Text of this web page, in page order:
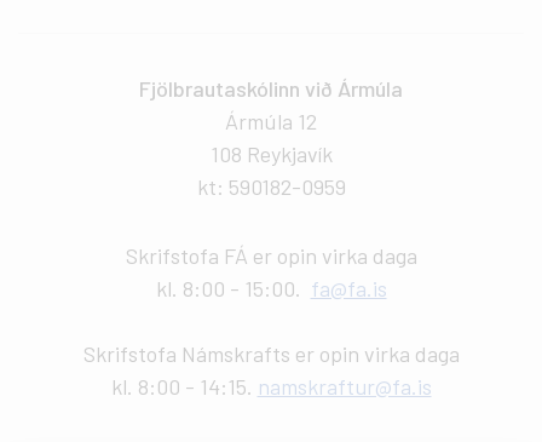
Fjölbrautaskólinn við Ármúla
Ármúla 12
108 Reykjavík
kt: 590182-0959
Skrifstofa FÁ er opin virka daga
kl. 8:00 - 15:00. fa@fa.is
Skrifstofa Námskrafts er opin virka daga
kl. 8:00 - 14:15. namskraftur@fa.is